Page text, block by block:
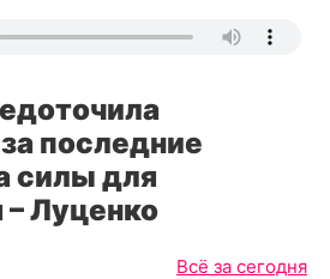
последние
силы для
– Луценко
Всё за сегодня